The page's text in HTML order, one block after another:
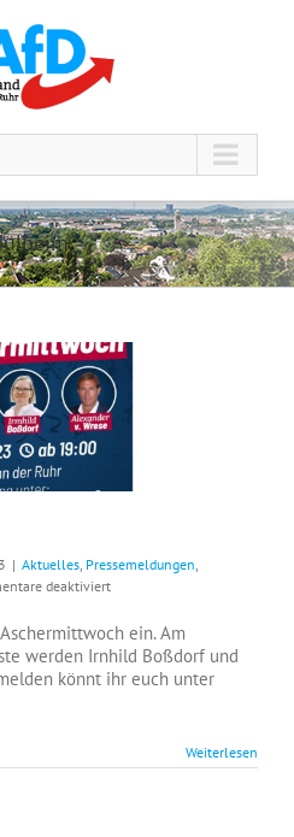
| Aktuelles Pressemeldungen
deaktiviertfür
ein. Am
werden Irnhild Boßdorf und
könnt ihr euch unter
Weiterlesen